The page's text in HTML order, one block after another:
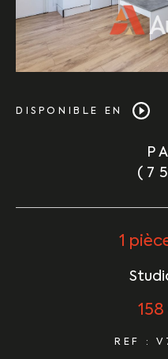
DISPONIBLE EN
1
REF :